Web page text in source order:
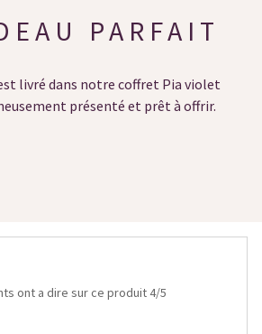
PARFAIT
livré dans notre coffret Pia violet
présenté et prêt à offrir.
ont a dire sur ce produit 4/5